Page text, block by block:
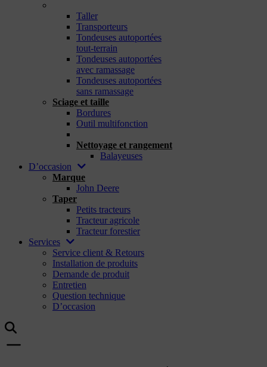
Taller
Transporteurs
Tondeuses autoportées
tout-terrain
Tondeuses autoportées
avec ramassage
Tondeuses autoportées
sans ramassage
Sciage et taille
Bordures
Outil multifonction
Nettoyage et rangement
Balayeuses
D’occasion
Marque
John Deere
Taper
Petits tracteurs
Tracteur agricole
Tracteur forestier
Services
Service client & Retours
Installation de produits
Demande de produit
Entretien
Question technique
D’occasion